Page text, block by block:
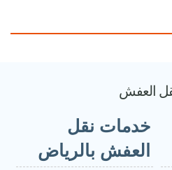
العفش
خدمات نقل
العفش بالرياض